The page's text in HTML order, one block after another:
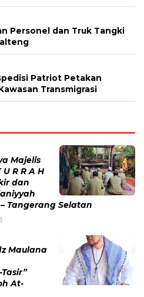
Personel dan Truk Tangki
Patriot Petakan
Transmigrasi
Majelis
R R A H
dan
Tangerang Selatan
Maulana
At-